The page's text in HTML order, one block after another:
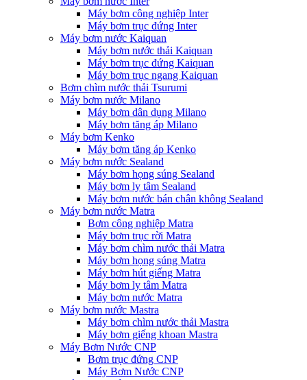
Máy bơm công nghiệp Inter
Máy bơm trục đứng Inter
Máy bơm nước Kaiquan
Máy bơm nước thải Kaiquan
Máy bơm trục đứng Kaiquan
Máy bơm trục ngang Kaiquan
Bơm chìm nước thải Tsurumi
Máy bơm nước Milano
Máy bơm dân dụng Milano
Máy bơm tăng áp Milano
Máy bơm Kenko
Máy bơm tăng áp Kenko
Máy bơm nước Sealand
Máy bơm họng súng Sealand
Máy bơm ly tâm Sealand
Máy bơm nước bán chân không Sealand
Máy bơm nước Matra
Bơm công nghiệp Matra
Máy bơm trục rời Matra
Máy bơm chìm nước thải Matra
Máy bơm họng súng Matra
Máy bơm hút giếng Matra
Máy bơm ly tâm Matra
Máy bơm nước Matra
Máy bơm nước Mastra
Máy bơm chìm nước thải Mastra
Máy bơm giếng khoan Mastra
Máy Bơm Nước CNP
Bơm trục đứng CNP
Máy Bơm Nước CNP